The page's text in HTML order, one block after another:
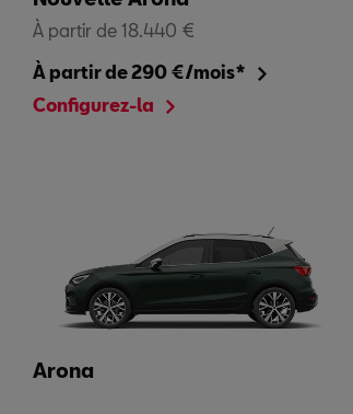
À partir de 18.440 €
À partir de 290 €/mois*
Configurez-la
Arona